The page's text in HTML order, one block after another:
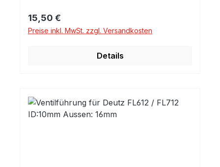
Regulärer Preis:
15,50 €
Preise inkl. MwSt. zzgl. Versandkosten
Details